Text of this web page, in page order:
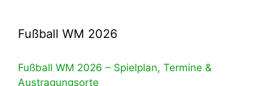
Fußball WM 2026
Fußball WM 2026 – Spielplan, Termine &
Austragungsorte